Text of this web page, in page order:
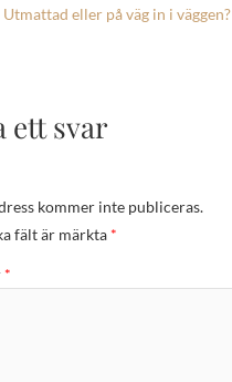
Utmattad eller på väg in i väggen?
ett svar
kommer inte publiceras.
fält är märkta *
*